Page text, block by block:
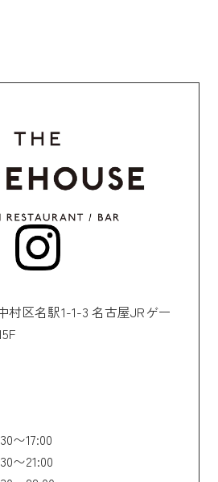
村区名駅1-1-3 名古屋JRゲー
〜17:00
〜21:00